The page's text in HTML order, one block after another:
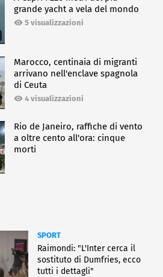
grande yacht a vela del mondo
5 visualizzazioni
Marocco, centinaia di migranti
arrivano nell'enclave spagnola
di Ceuta
4 visualizzazioni
Rio de Janeiro, raffiche di vento
a oltre cento all'ora: cinque
morti
SPORT
Raimondi: "L'Inter cerca il
sostituto di Dumfries, ecco
tutti i dettagli"